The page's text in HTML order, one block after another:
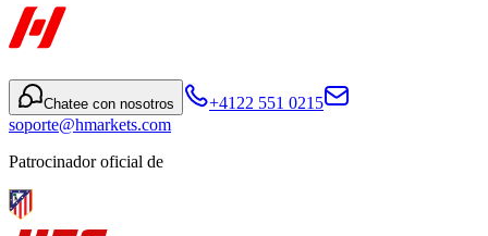
Chatee con nosotros
+4122 551 0215
soporte@hmarkets.com
Patrocinador oficial de